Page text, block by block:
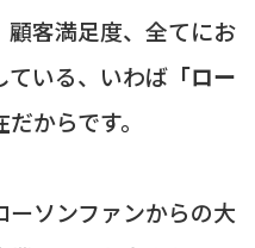
顧客満足度、全てにお
ている、いわば 「ロー
からです。
ーソンファンからの大